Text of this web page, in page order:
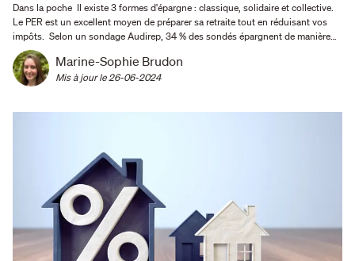
Dans la poche Il existe 3 formes d'épargne : classique, solidaire et collective.
Le PER est un excellent moyen de préparer sa retraite tout en réduisant vos
impôts. Selon un sondage Audirep, 34 % des sondés épargnent de manière
régulière. Quelles sont les différentes formes de l'épargne ? En matière
d'argent, les Français sont …
Marine-Sophie Brudon
Mis à jour le 26-06-2024